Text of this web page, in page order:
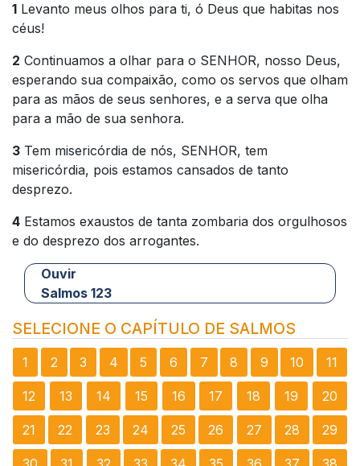
1 Levanto meus olhos para ti, ó Deus que habitas nos
céus!
2 Continuamos a olhar para o SENHOR, nosso Deus,
esperando sua compaixão, como os servos que olham
para as mãos de seus senhores, e a serva que olha
para a mão de sua senhora.
3 Tem misericórdia de nós, SENHOR, tem
misericórdia, pois estamos cansados de tanto
desprezo.
4 Estamos exaustos de tanta zombaria dos orgulhosos
e do desprezo dos arrogantes.
Ouvir
Salmos 123
SELECIONE O CAPÍTULO DE SALMOS
1 2 3 4 5 6 7 8 9 10 11
12 13 14 15 16 17 18 19 20
21 22 23 24 25 26 27 28 29